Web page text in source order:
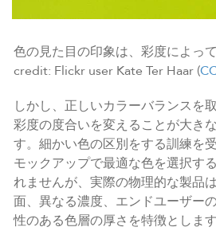
色の見た目の印象は、彩度によっ
credit: Flickr user Kate Ter Haar (
しかし、正しいカラーバランスを
彩度の度合いを変えることが大き
す。細かい色の区別をする訓練を
モックアップで最適な色を選択す
れませんが、実際の物理的な製品
面、異なる濃度、エンドユーザー
性のある色層の厚さを特徴とします